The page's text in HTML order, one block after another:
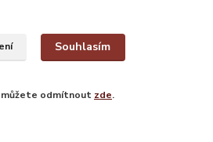
Souhlasím
můžete odmítnout zde.